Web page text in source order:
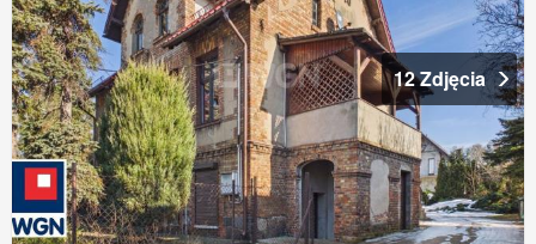
12 Zdjęcia